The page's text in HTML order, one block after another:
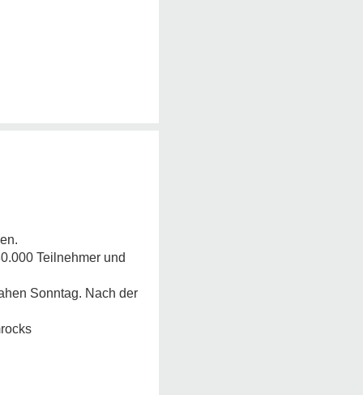
Teilnehmer und
Sonntag. Nach der